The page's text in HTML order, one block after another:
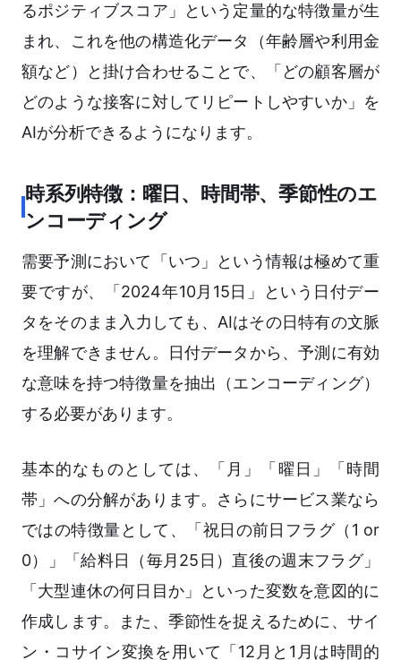
るポジティブスコア」という定量的な特徴量が生
まれ、これを他の構造化データ（年齢層や利用金
額など）と掛け合わせることで、「どの顧客層が
どのような接客に対してリピートしやすいか」を
AIが分析できるようになります。
時系列特徴：曜日、時間帯、季節性のエ
ンコーディング
需要予測において「いつ」という情報は極めて重
要ですが、「2024年10月15日」という日付デー
タをそのまま入力しても、AIはその日特有の文脈
を理解できません。日付データから、予測に有効
な意味を持つ特徴量を抽出（エンコーディング）
する必要があります。
基本的なものとしては、「月」「曜日」「時間
帯」への分解があります。さらにサービス業なら
ではの特徴量として、「祝日の前日フラグ（1 or
0）」「給料日（毎月25日）直後の週末フラグ」
「大型連休の何日目か」といった変数を意図的に
作成します。また、季節性を捉えるために、サイ
ン・コサイン変換を用いて「12月と1月は時間的